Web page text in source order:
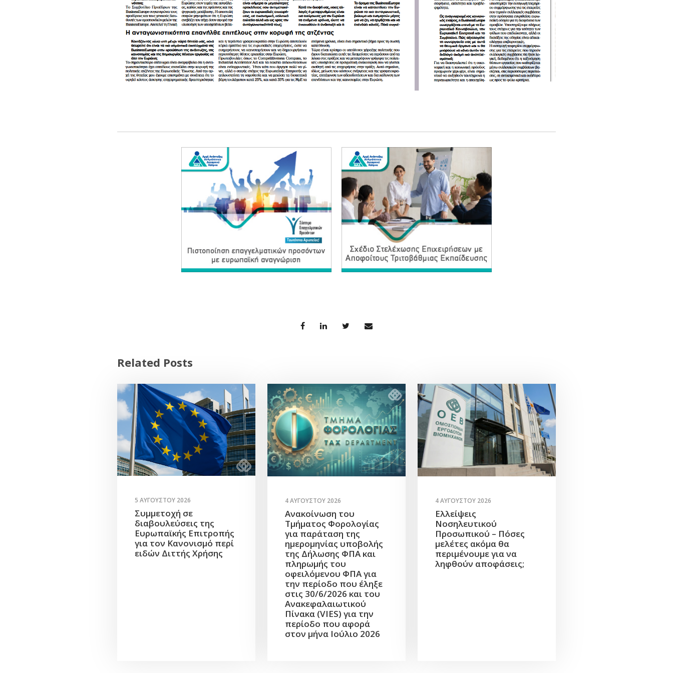
Related Posts
5 ΑΥΓΟΎΣΤΟΥ 2026
Συμμετοχή σε
διαβουλεύσεις της
Ευρωπαϊκής Επιτροπής
για τον Κανονισμό περί
ειδών Διττής Χρήσης
4 ΑΥΓΟΎΣΤΟΥ 2026
Ανακοίνωση του
Τμήματος Φορολογίας
για παράταση της
ημερομηνίας υποβολής
της Δήλωσης ΦΠΑ και
πληρωμής του
οφειλόμενου ΦΠΑ για
την περίοδο που έληξε
στις 30/6/2026 και του
Ανακεφαλαιωτικού
Πίνακα (VIES) για την
περίοδο που αφορά
στον μήνα Ιούλιο 2026
4 ΑΥΓΟΎΣΤΟΥ 2026
Ελλείψεις
Νοσηλευτικού
Προσωπικού – Πόσες
μελέτες ακόμα θα
περιμένουμε για να
ληφθούν αποφάσεις;